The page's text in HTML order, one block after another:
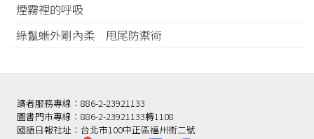
煙霧裡的呼吸
綠鬣蜥外剛內柔 甩尾防禦術
讀者服務專線：886-2-23921133
圖書門市專線：886-2-23921133轉1108
國語日報社址：台北市100中正區福州街二號